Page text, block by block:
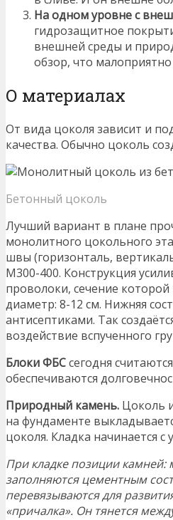
На одном уровне с
гидрозащитное
внешней среды и
обзор, что малоприятно
О материалах
От вида цоколя зависит и
качества. Обычно цоколь
Бетонный цоколь
Лучший вариант в плане
монолитного цокольного
швы (горизонталь,
М300-400. Конструкция
проволоки, сечение
диаметр: 8-12 см. Нижняя
антисептиками. Так
воздействие вспученного
Блоки ФБСсегодня
обеспечиваются
Природный камень. Цоколь
на фундаменте
цоколя. Кладка начинается
При кладке позиции камней:
заполняются цементным
перевязываются для
«причалка». Он тянется